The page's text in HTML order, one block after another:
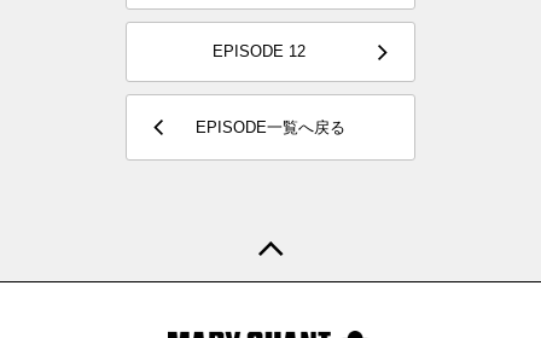
EPISODE 12
EPISODE一覧へ戻る